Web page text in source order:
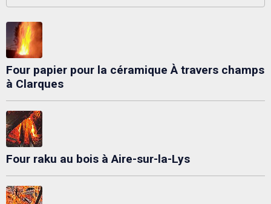
Four papier pour la céramique À travers champs
à Clarques
Four raku au bois à Aire-sur-la-Lys